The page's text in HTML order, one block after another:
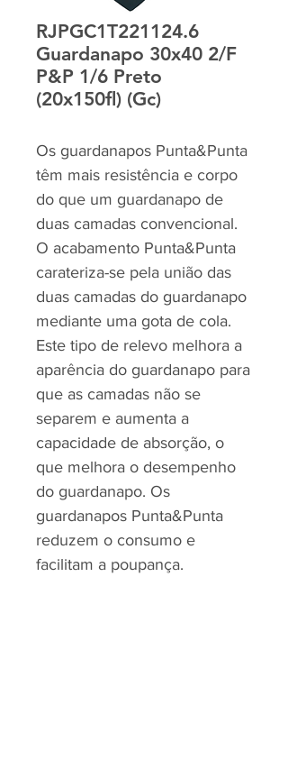
RJPGC1T221124.6
Guardanapo 30x40 2/F
P&P 1/6 Preto
(20x150fl) (Gc)
Os guardanapos Punta&Punta
têm mais resistência e corpo
do que um guardanapo de
duas camadas convencional.
O acabamento Punta&Punta
carateriza-se pela união das
duas camadas do guardanapo
mediante uma gota de cola.
Este tipo de relevo melhora a
aparência do guardanapo para
que as camadas não se
separem e aumenta a
capacidade de absorção, o
que melhora o desempenho
do guardanapo. Os
guardanapos Punta&Punta
reduzem o consumo e
facilitam a poupança.